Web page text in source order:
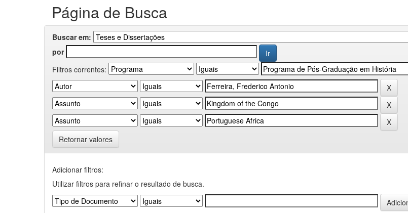
Página de Busca
Buscar em:
por
Filtros correntes:
Retornar valores
Adicionar filtros:
Utilizar filtros para refinar o resultado de busca.